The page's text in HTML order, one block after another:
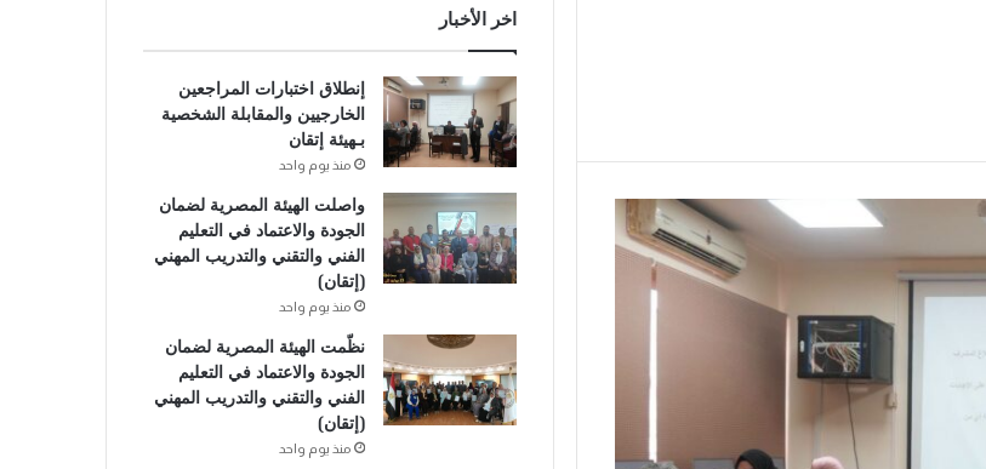
اخر الأخبار
إنطلاق اختبارات المراجعين
الخارجيين والمقابلة الشخصية
بـهيئة إتقان
منذ يوم واحد
واصلت الهيئة المصرية لضمان
الجودة والاعتماد في التعليم
الفني والتقني والتدريب المهني
(إتقان)
منذ يوم واحد
نظّمت الهيئة المصرية لضمان
الجودة والاعتماد في التعليم
الفني والتقني والتدريب المهني
(إتقان)
منذ يوم واحد